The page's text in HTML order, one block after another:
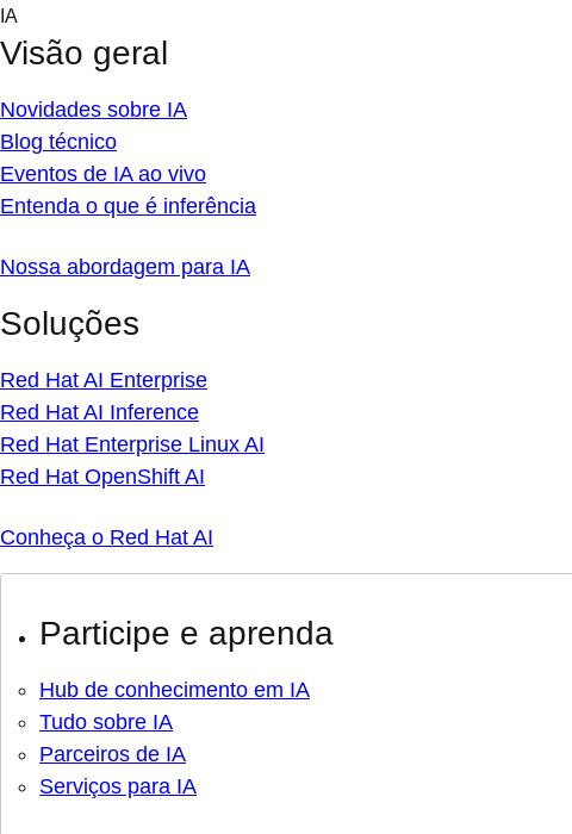
Skip
content
IA
Visão geral
Novidades sobre IA
Blog técnico
Eventos de IA ao vivo
Entenda o que é inferência
Nossa abordagem para IA
Soluções
Red Hat AI Enterprise
Red Hat AI Inference
Red Hat Enterprise Linux AI
Red Hat OpenShift AI
Conheça o Red Hat AI
Participe e aprenda
Hub de conhecimento em IA
Tudo sobre IA
Parceiros de IA
Serviços para IA